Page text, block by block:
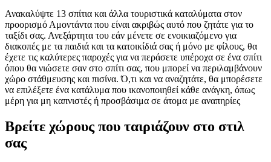
Ανακαλύψτε 13 σπίτια και άλλα τουριστικά καταλύματα στον
προορισμό Αμοντάντα που είναι ακριβώς αυτό που ζητάτε για το
ταξίδι σας. Ανεξάρτητα του εάν μένετε σε ενοικιαζόμενο για
διακοπές με τα παιδιά και τα κατοικίδιά σας ή μόνο με φίλους, θα
έχετε τις καλύτερες παροχές για να περάσετε υπέροχα σε ένα σπίτι
όπου θα νιώσετε σαν στο σπίτι σας, που μπορεί να περιλαμβάνουν
χώρο στάθμευσης και πισίνα. Ό,τι και να αναζητάτε, θα μπορέσετε
να επιλέξετε ένα κατάλυμα που ικανοποιηθεί κάθε ανάγκη, όπως
μέρη για μη καπνιστές ή προσβάσιμα σε άτομα με αναπηρίες
Βρείτε χώρους που ταιριάζουν στο στιλ
σας